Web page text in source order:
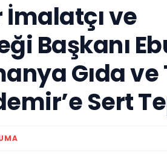
ve
Başkanı
Gıda ve
Sert